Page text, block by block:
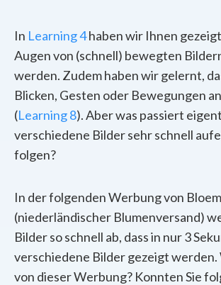
In Learning 4haben wir Ihnen
Augen von (schnell) bewegten
werden. Zudem haben wir gelernt,
Blicken, Gesten oder Bewegungen
(Learning 8). Aber was passiert
verschiedene Bilder sehr schnell
folgen?
In der folgenden Werbung von
(niederländischer Blumenversand)
Bilder so schnell ab, dass in nur 3
verschiedene Bilder gezeigt werden.
von dieser Werbung? Konnten Sie